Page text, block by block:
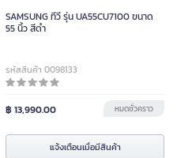
SAMSUNG ทีวี รุ่น UA55CU7100 ขนาด
55 นิ้ว สีดำ
รหัสสินค้า 0098133
฿ 13,990.00 หมดชั่วคราว
แจ้งเตือนเมื่อมีสินค้า